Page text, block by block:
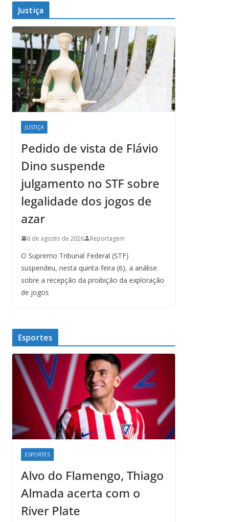
Justiça
JUSTIÇA
Pedido de vista de Flávio
Dino suspende
julgamento no STF sobre
legalidade dos jogos de
azar
6 de agosto de 2026 Reportagem
O Supremo Tribunal Federal (STF)
suspendeu, nesta quinta-feira (6), a análise
sobre a recepção da proibição da exploração
de jogos
Esportes
ESPORTES
Alvo do Flamengo, Thiago
Almada acerta com o
River Plate